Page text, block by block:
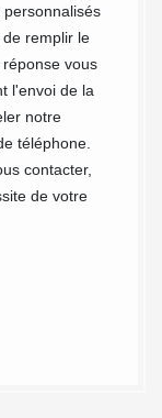
remplir le
vous
l'envoi de la
notre
téléphone.
contacter,
de votre